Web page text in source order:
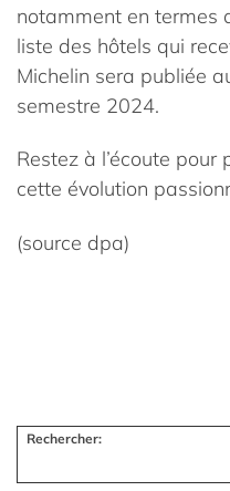
notamment en termes
liste des hôtels qui
Michelin sera publiée
semestre 2024.
Restez à l’écoute
cette évolution
(source dpa)
Rechercher: